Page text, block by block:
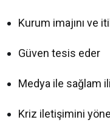
Kurum imajını ve
Güven tesis eder
Medya ile sağlam
Kriz iletişimini